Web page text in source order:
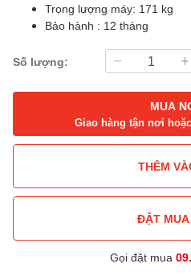
Trọng lượng máy: 171 kg
Bảo hành : 12 tháng
Số lượng:
MUA
Giao hàng tận nơi
THÊM
ĐẶT MUA
Gọi đặt mua